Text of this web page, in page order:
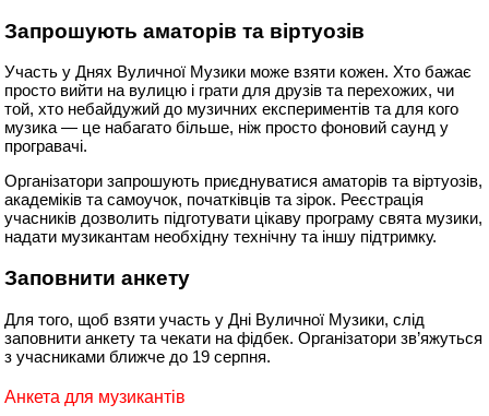
Запрошують аматорів та віртуозів
Участь у Днях Вуличної Музики може взяти кожен. Хто бажає
просто вийти на вулицю і грати для друзів та перехожих, чи
той, хто небайдужий до музичних експериментів та для кого
музика — це набагато більше, ніж просто фоновий саунд у
програвачі.
Організатори запрошують приєднуватися аматорів та віртуозів,
академіків та самоучок, початківців та зірок. Реєстрація
учасників дозволить підготувати цікаву програму свята музики,
надати музикантам необхідну технічну та іншу підтримку.
Заповнити анкету
Для того, щоб взяти участь у Дні Вуличної Музики, слід
заповнити анкету та чекати на фідбек. Організатори зв’яжуться
з учасниками ближче до 19 серпня.
Анкета для музикантів